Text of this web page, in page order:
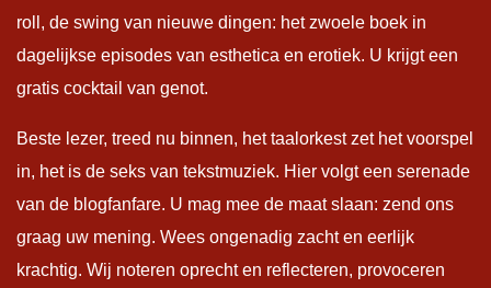
roll, de swing van nieuwe dingen: het zwoele boek in
dagelijkse episodes van esthetica en erotiek. U krijgt een
gratis cocktail van genot.
Beste lezer, treed nu binnen, het taalorkest zet het voorspel
in, het is de seks van tekstmuziek. Hier volgt een serenade
van de blogfanfare. U mag mee de maat slaan: zend ons
graag uw mening. Wees ongenadig zacht en eerlijk
krachtig. Wij noteren oprecht en reflecteren, provoceren